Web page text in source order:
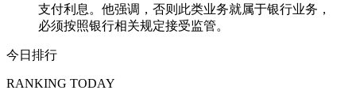
支付利息。他强调，否则此类业务就属于银行业务，
必须按照银行相关规定接受监管。
今日排行
RANKING TODAY